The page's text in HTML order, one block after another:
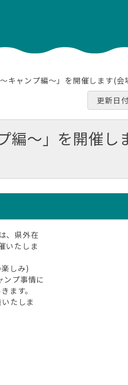
キャンプ編～」を開催します(会
更新日
編～」を開催し
、県外在
いたしま
しみ)
ンプ事情に
ます。
たしま